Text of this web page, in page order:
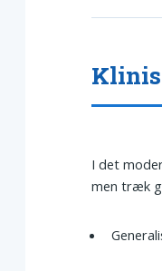
I det
men træk